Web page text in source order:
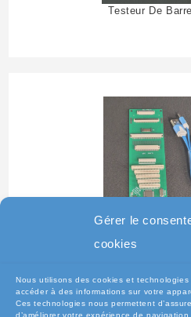
Gérer le
cookies
Nous utilisons des cookies et
accéder à des informations sur votre
Ces technologies nous permettent
d’améliorer votre expérience de navigation
Testeur De
Testeur Pour